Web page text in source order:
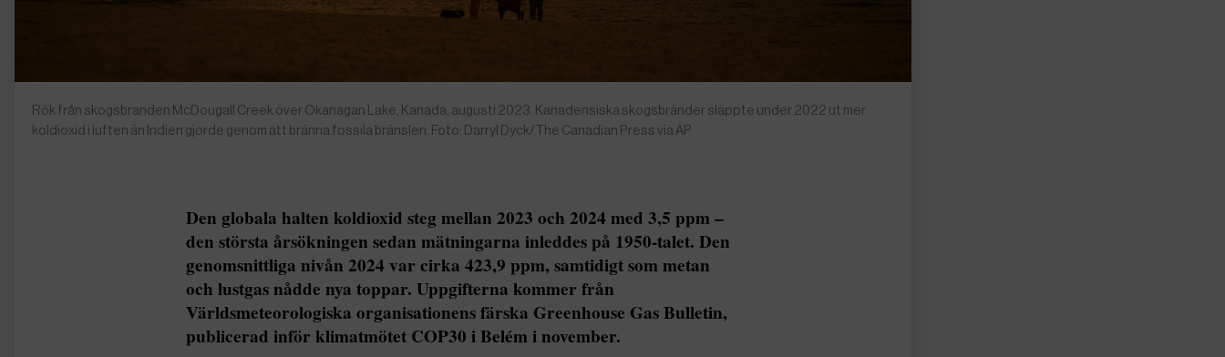
Rök från skogsbranden McDougall Creek över Okanagan Lake, Kanada, augusti 2023. Kanadensiska skogsbränder släppte under 2022 ut mer
koldioxid i luften än Indien gjorde genom att bränna fossila bränslen. Foto: Darryl Dyck/The Canadian Press via AP
Den globala halten koldioxid steg mellan 2023 och 2024 med 3,5 ppm –
den största årsökningen sedan mätningarna inleddes på 1950-talet. Den
genomsnittliga nivån 2024 var cirka 423,9 ppm, samtidigt som metan
och lustgas nådde nya toppar. Uppgifterna kommer från
Världsmeteorologiska organisationens färska Greenhouse Gas Bulletin,
publicerad inför klimatmötet COP30 i Belém i november.